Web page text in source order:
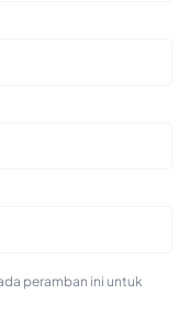
peramban ini untuk